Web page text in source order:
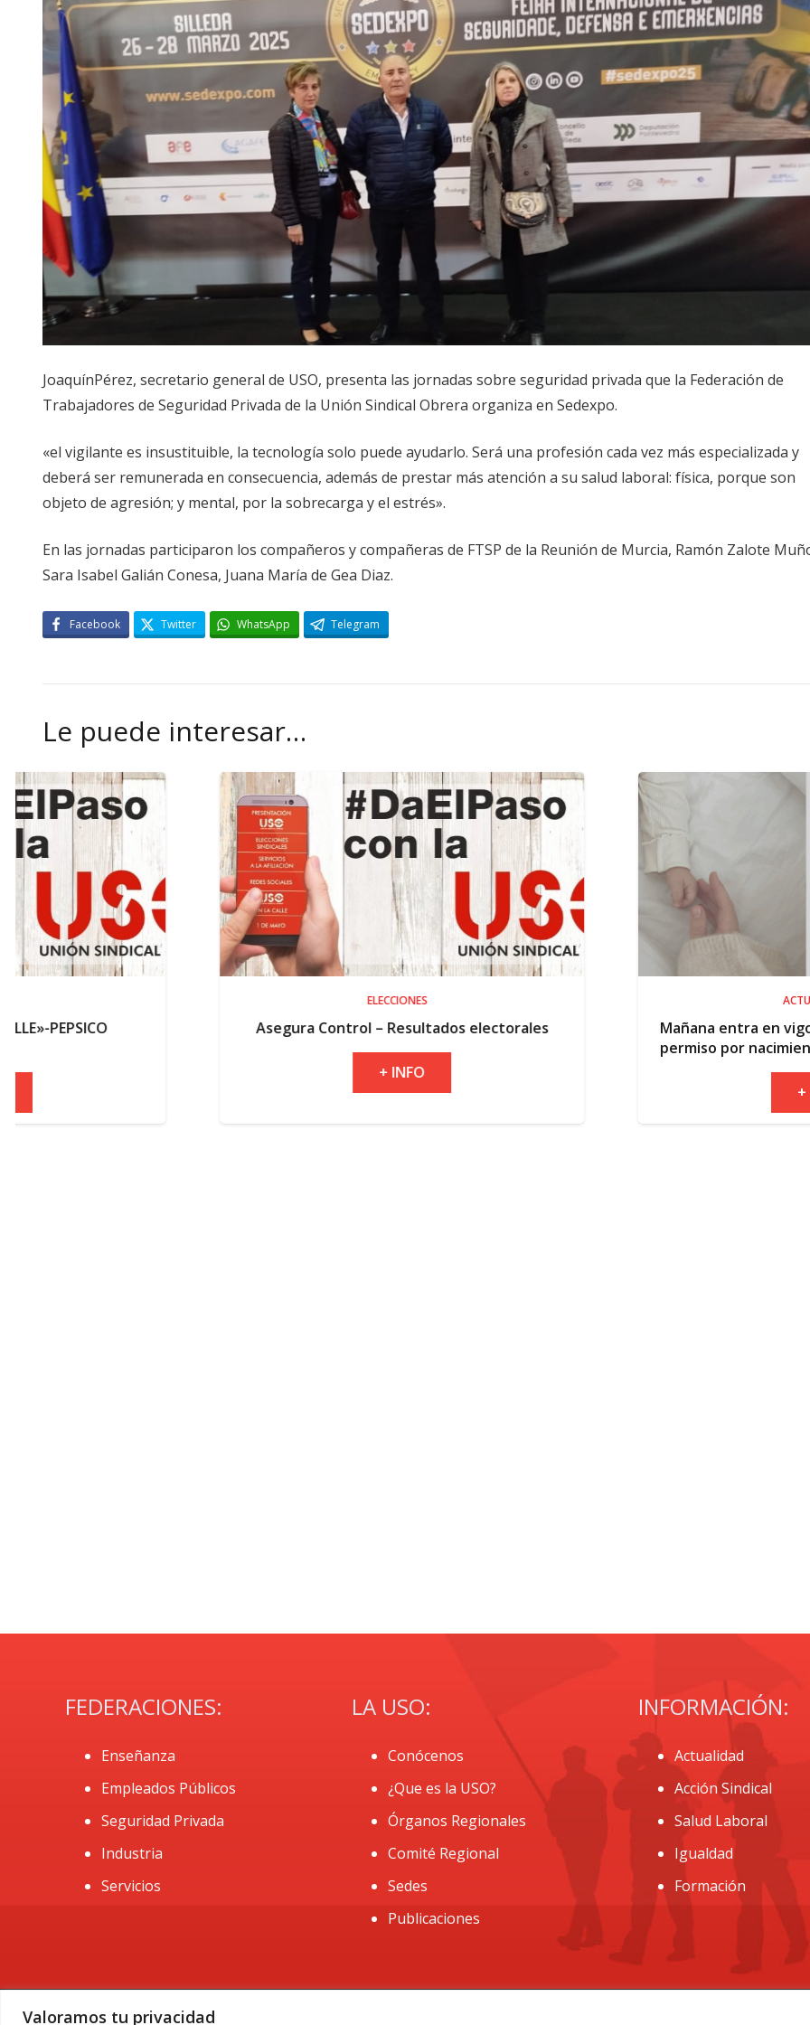
Valoramos tu privacidad
JoaquínPérez, secretario general de USO, presenta las jornadas sobre seguridad privada que la Federación de
Trabajadores de Seguridad Privada de la Unión Sindical Obrera organiza en Sedexpo.
«el vigilante es insustituible, la tecnología solo puede ayudarlo. Será una profesión cada vez más especializada y
deberá ser remunerada en consecuencia, además de prestar más atención a su salud laboral: física, porque son
objeto de agresión; y mental, por la sobrecarga y el estrés».
En las jornadas participaron los compañeros y compañeras de FTSP de la Reunión de Murcia, Ramón Zalote
Sara Isabel Galián Conesa, Juana María de Gea Diaz.
Facebook Twitter WhatsApp Telegram
Le puede interesar…
Asegura Control – Resultados electorales
Mañana entra en vigor la ampliación del
permiso por nacimiento
FEDERACIONES:
Enseñanza
Empleados Públicos
Seguridad Privada
Industria
Servicios
LA USO:
Conócenos
¿Que es la USO?
Órganos Regionales
Comité Regional
Sedes
Publicaciones
INFORMACIÓN:
Actualidad
Acción Sindical
Salud Laboral
Igualdad
Formación